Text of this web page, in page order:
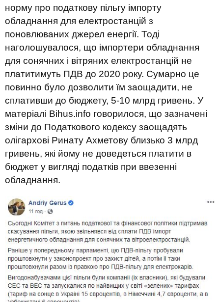
норму про податкову пільгу імпорту
обладнання для електростанцій з
поновлюваних джерел енергії. Тоді
наголошувалося, що імпортери обладнання
для сонячних і вітряних електростанцій не
платитимуть ПДВ до 2020 року. Сумарно це
повинно було дозволити їм заощадити, не
сплативши до бюджету, 5-10 млрд гривень. У
матеріалі Bihus.info говорилося, що зазначені
зміни до Податкового кодексу заощадять
олігархові Ринату Ахметову близько 3 млрд
гривень, які йому не доведеться платити в
бюджет у вигляді податків при ввезенні
обладнання.